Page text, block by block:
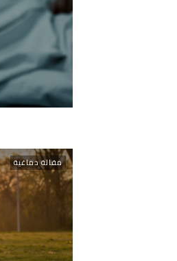
مقالة دماغية